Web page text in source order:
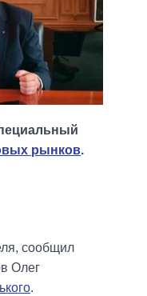
рынков.
сообщил
Олег
.